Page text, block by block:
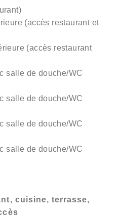
(accès restaurant et
(accès restaurant
salle de douche/WC
salle de douche/WC
salle de douche/WC
salle de douche/WC
cuisine, terrasse,